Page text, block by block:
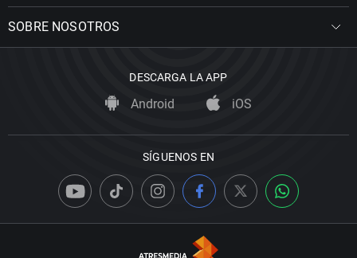
SOBRE NOSOTROS
DESCARGA LA APP
Android iOS
SÍGUENOS EN